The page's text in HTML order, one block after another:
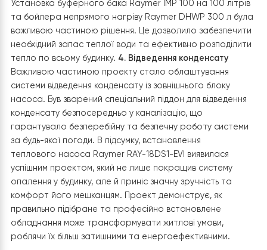
інших контурів. Її використання дозволило ефективно
контролювати температурний режим у різних зонах
будинку. 2. Рішення по теплій підлозі та радіаторам
забезпечення рівномірного опалення було вирішено
підключити тепловий насос до системи теплої
першому поверсі та до радіаторів на другому.. Це
вимагало ретельного планування та налаштування
системи для забезпечення оптимальної роботи в обох
зонах.3. Буферний бак та бойлер непрямого нагріву
Установка буферного бака Raymer IMP 100 на 100
та бойлера непрямого нагріву Raymer DHWP 300 л
важливою частиною рішення. Це дозволило
необхідний запас теплої води та ефективно
тепло по всьому будинку.4. Відведення конденсату
Важливою частиною проекту стало облаштування
системи відведення конденсату із зовнішнього блоку